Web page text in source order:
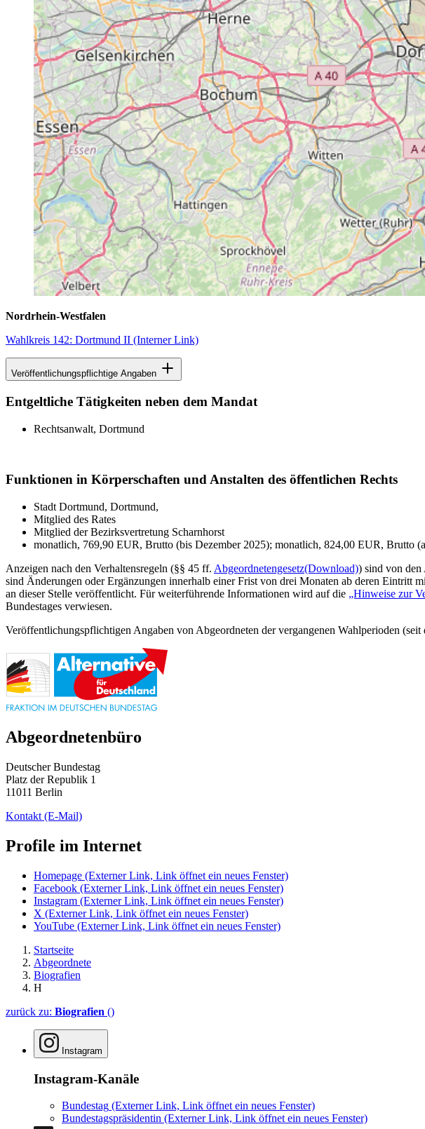
Nordrhein-Westfalen
Wahlkreis 142: Dortmund II (Interner Link)
Veröffentlichungspflichtige Angaben
Entgeltliche Tätigkeiten neben dem Mandat
Rechtsanwalt, Dortmund
Funktionen in Körperschaften und Anstalten des öffentlichen Rechts
Stadt Dortmund, Dortmund,
Mitglied des Rates
Mitglied der Bezirksvertretung Scharnhorst
monatlich, 769,90 EUR, Brutto (bis Dezember 2025); monatlich, 824,00 EUR, Brutto
Anzeigen nach den Verhaltensregeln (§§ 45 ff. Abgeordnetengesetz(Download)) sind von den
sind Änderungen oder Ergänzungen innerhalb einer Frist von drei Monaten ab deren Eintritt
an dieser Stelle veröffentlicht. Für weiterführende Informationen wird auf die „Hinweise zur
Bundestages verwiesen.
Veröffentlichungspflichtigen Angaben von Abgeordneten der vergangenen Wahlperioden
Abgeordnetenbüro
Deutscher Bundestag
Platz der Republik 1
11011 Berlin
Kontakt (E-Mail)
Profile im Internet
Homepage (Externer Link, Link öffnet ein neues Fenster)
Facebook (Externer Link, Link öffnet ein neues Fenster)
Instagram (Externer Link, Link öffnet ein neues Fenster)
X (Externer Link, Link öffnet ein neues Fenster)
YouTube (Externer Link, Link öffnet ein neues Fenster)
Startseite
Abgeordnete
Biografien
H
zurück zu: Biografien ()
Instagram
Instagram-Kanäle
Bundestag (Externer Link, Link öffnet ein neues Fenster)
Bundestagspräsidentin (Externer Link, Link öffnet ein neues Fenster)